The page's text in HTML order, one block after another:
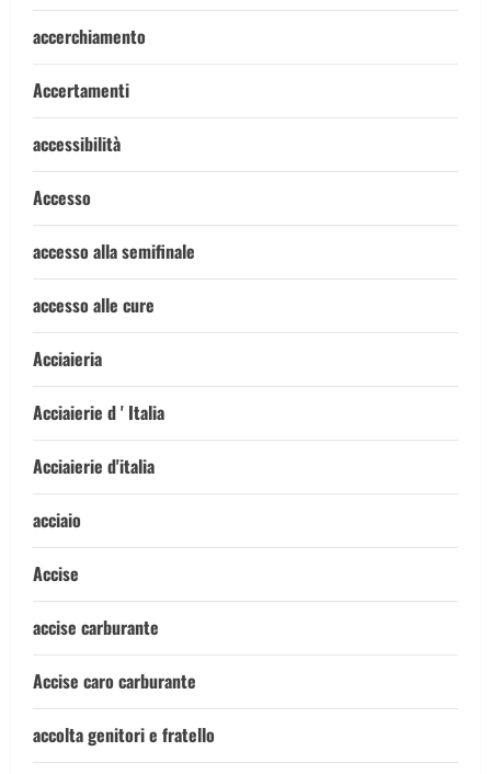
accerchiamento
Accertamenti
accessibilità
Accesso
accesso alla semifinale
accesso alle cure
Acciaieria
Acciaierie d ' Italia
Acciaierie d'italia
acciaio
Accise
accise carburante
Accise caro carburante
accolta genitori e fratello